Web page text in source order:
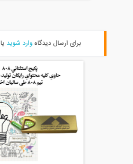
برای ارسال دیدگاهوارد شویدیا